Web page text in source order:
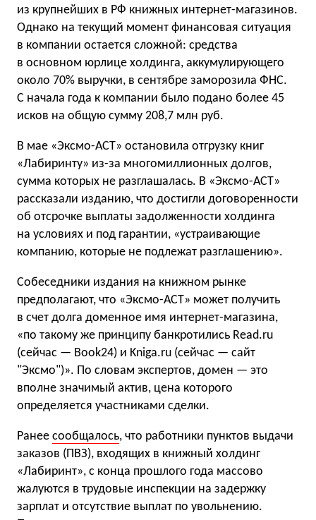
из крупнейших в РФ книжных интернет-магазинов.
Однако на текущий момент финансовая ситуация
в компании остается сложной: средства
в основном юрлице холдинга, аккумулирующего
около 70% выручки, в сентябре заморозила ФНС.
С начала года к компании было подано более 45
исков на общую сумму 208,7 млн руб.
В мае «Эксмо-АСТ» остановила отгрузку книг
«Лабиринту» из-за многомиллионных долгов,
сумма которых не разглашалась. В «Эксмо-АСТ»
рассказали изданию, что достигли договоренности
об отсрочке выплаты задолженности холдинга
на условиях и под гарантии, «устраивающие
компанию, которые не подлежат разглашению».
Собеседники издания на книжном рынке
предполагают, что «Эксмо-АСТ» может получить
в счет долга доменное имя интернет-магазина,
«по такому же принципу банкротились Read.ru
(сейчас — Book24) и Kniga.ru (сейчас — сайт
"Эксмо")». По словам экспертов, домен — это
вполне значимый актив, цена которого
определяется участниками сделки.
Ранее сообщалось, что работники пунктов выдачи
заказов (ПВЗ), входящих в книжный холдинг
«Лабиринт», с конца прошлого года массово
жалуются в трудовые инспекции на задержку
зарплат и отсутствие выплат по увольнению.